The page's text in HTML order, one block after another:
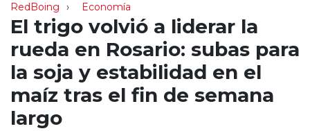
RedBoing Economía
El trigo volvió a liderar la
rueda en Rosario: subas para
la soja y estabilidad en el
maíz tras el fin de semana
largo